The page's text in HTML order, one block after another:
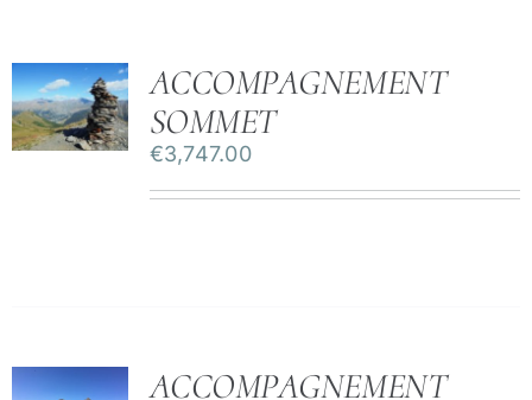
ACCOMPAGNEMENT
SOMMET
€3,747.00
ACCOMPAGNEMENT